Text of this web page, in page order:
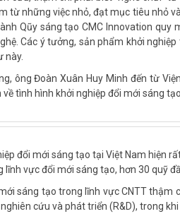
từ những việc nhỏ, đạt mục tiêu nhỏ
Qũy sáng tạo CMC Innovation
Các ý tưởng, sản phẩm khởi
này.
ông Đoàn Xuân Huy Minh đến từ
tình hình khởi nghiệp đổi mới sáng
đổi mới sáng tạo tại Việt Nam hiện
lĩnh vực đổi mới sáng tạo, hơn 30 quỹ
sáng tạo trong lĩnh vực CNTT
cứu và phát triển (R&D), trong